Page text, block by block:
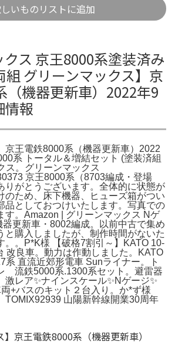
いものリストに追加
ス 京王8000系塗装済み
グリーンマックス】京
（機器更新車）2022年9
情報
京王電鉄8000系（機器更新車）2022
系 トータル＆増結セット (塗装済組
ス。グリーンマックス
京王8000系（8703編成・登場
りがとうございます。全体的に状態が
のため、床下機器、ヒューズ箱がつい
品としておつけいたします。写真での
す。Amazon | グリーンマックス Nゲ
更新車・8002編成。以前中古で集め
と購入しましたが、制作時間がないた
。。P*K様 【破格7割引～】KATO 10-
改良車。動力は作動しました。KATO
系 直流近郊形電車 Sunライナー。ト
流鉄5000系.1300系セット。避雷器
激レア✨ナインスケール✨Nゲージ✨
+バスのキット２台入り。か*ず様
TOMIX92939 山陽新幹線開業30周年